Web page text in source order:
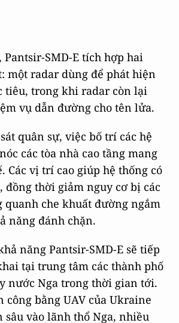
SMD-E tích hợp hai
một radar dùng để phát hiện
tiêu, trong khi radar còn lại
vụ dẫn đường cho tên lửa.
quân sự, việc bố trí các hệ
các tòa nhà cao tầng mang
Các vị trí cao giúp hệ thống có
đồng thời giảm nguy cơ bị các
quanh che khuất đường ngắm
năng đánh chặn.
năng Pantsir-SMD-E sẽ tiếp
tại trung tâm các thành phố
nước Nga trong thời gian tới.
công bằng UAV của Ukraine
sâu vào lãnh thổ Nga, nhiều